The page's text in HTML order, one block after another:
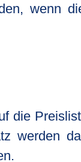
wenn
die
werden